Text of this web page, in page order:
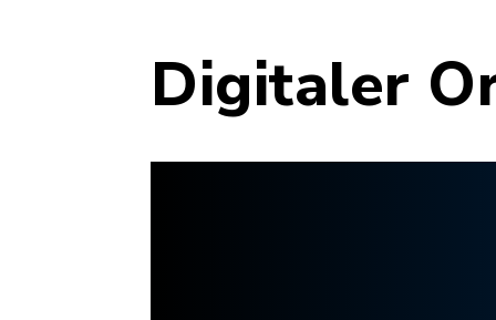
Digitaler